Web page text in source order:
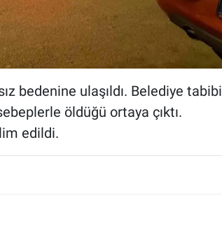
bedenine ulaşıldı. Belediye tabibi
öldüğü ortaya çıktı.
edildi.